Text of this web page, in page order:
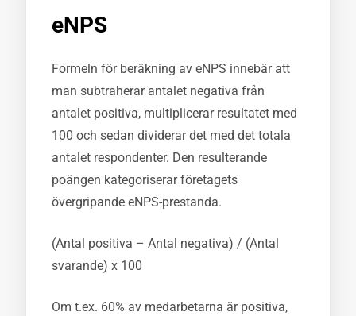
eNPS
Formeln för beräkning av eNPS innebär att
man subtraherar antalet negativa från
antalet positiva, multiplicerar resultatet med
100 och sedan dividerar det med det totala
antalet respondenter. Den resulterande
poängen kategoriserar företagets
övergripande eNPS-prestanda.
(Antal positiva – Antal negativa) / (Antal
svarande) x 100
Om t.ex. 60% av medarbetarna är positiva,